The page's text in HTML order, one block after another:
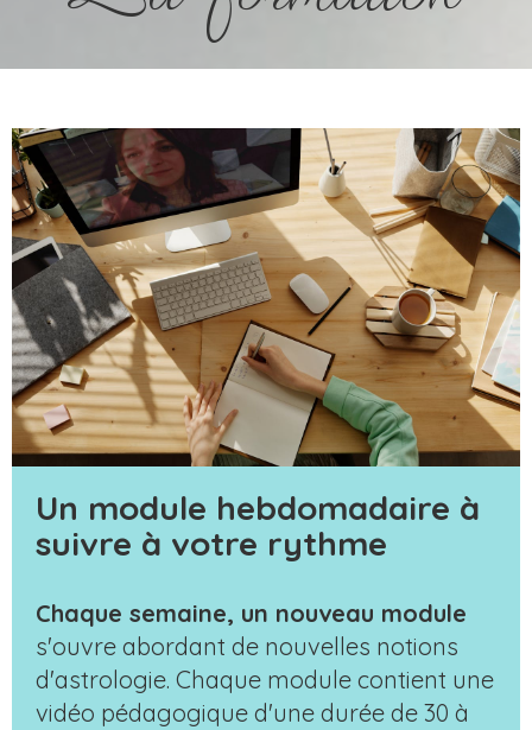
Un module hebdomadaire à
suivre à votre rythme
Chaque semaine, un nouveau module
s'ouvre abordant de nouvelles notions
d'astrologie. Chaque module contient une
vidéo pédagogique d'une durée de 30 à